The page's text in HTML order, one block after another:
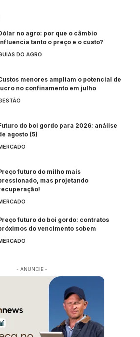
no agro: por que o câmbio
tanto o preço e o custo?
DO AGRO
menores ampliam o potencial de
no confinamento em julho
do boi gordo para 2026: análise
agosto (5)
futuro do milho mais
mas projetando
futuro do boi gordo: contratos
do vencimento sobem
- ANUNCIE -